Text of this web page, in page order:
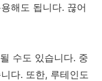
해도 됩니다. 끊어
수도 있습니다. 중
다. 또한, 루테인도